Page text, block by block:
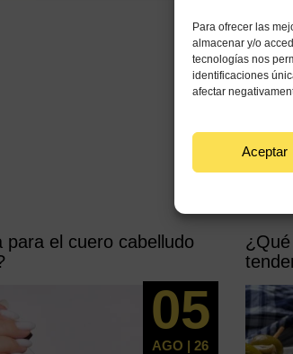
Para ofrecer las
almacenar y/o
tecnologías nos
identificaciones
afectar
Aceptar
para el cuero cabelludo
05
AGO | 26